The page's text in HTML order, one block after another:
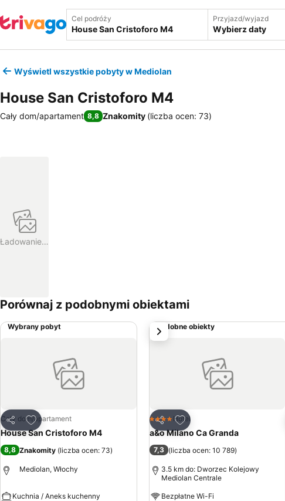
Cel podróży Przyjazd/wyjazd
Wybierz daty
Wyświetl wszystkie pobyty w Mediolan
House San Cristoforo M4
Cały dom/apartament 8,8 Znakomity (liczba ocen: 73)
Ładowanie…
Porównaj z podobnymi obiektami
Wybrany pobyt
Udostępnij
Dodaj do ulubionych
Cały dom/apartament
House San Cristoforo M4
8,8 Znakomity (liczba ocen: 73)
Mediolan, Włochy
Kuchnia / Aneks kuchenny
Podobne obiekty
Udostępnij
Dodaj do ulubionych
4 Kategoria
Hotel
a&o Milano Ca Granda
7,3 (liczba ocen: 10 789)
3.5 km do: Dworzec Kolejowy
Mediolan Centrale
Bezpłatne Wi-Fi
Następny